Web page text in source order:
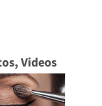
Videos